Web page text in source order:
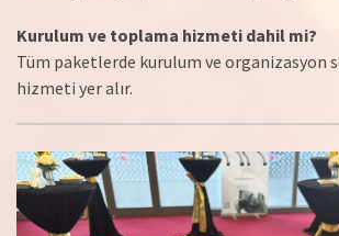
Kurulum ve toplama hizmeti dahil mi?
Tüm paketlerde kurulum ve organizasyon
hizmeti yer alır.